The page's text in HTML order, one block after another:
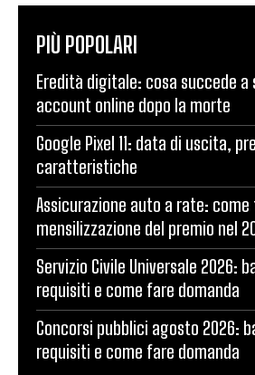
PIÙ POPOLARI
Eredità digitale: cosa succede a
account online dopo la morte
Google Pixel 11: data di uscita,
caratteristiche
Assicurazione auto a rate: come
mensilizzazione del premio nel
Servizio Civile Universale 2026:
requisiti e come fare domanda
Concorsi pubblici agosto 2026:
requisiti e come fare domanda